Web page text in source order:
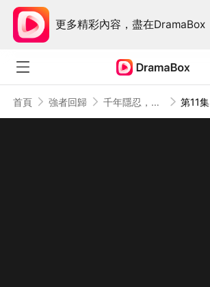
更多精彩內容，盡在DramaBox
首頁 強者回歸 千年隱忍，一怒出山 第11集